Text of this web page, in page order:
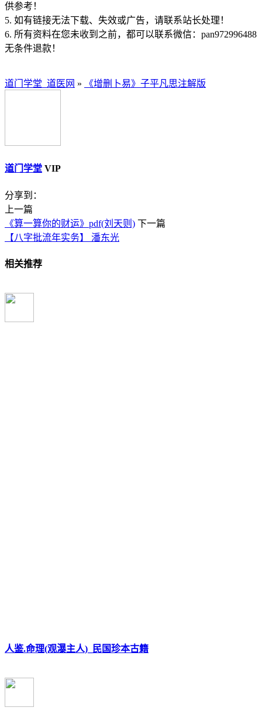
供参考！
5. 如有链接无法下载、失效或广告，请联系站长处理！
6. 所有资料在您未收到之前，都可以联系微信：pan972996488
无条件退款！
道门学堂_道医网 » 《增删卜易》子平凡思注解版
道门学堂 VIP
分享到：
上一篇
《算一算你的财运》pdf(刘天则) 下一篇
【八字批流年实务】 潘东光
相关推荐
人鉴.命理(观瀑主人)_民国珍本古籍